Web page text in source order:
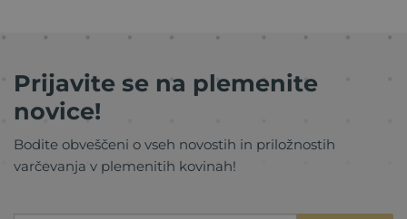
Prijavite se na plemenite
novice!
Bodite obveščeni o vseh novostih in priložnostih
varčevanja v plemenitih kovinah!